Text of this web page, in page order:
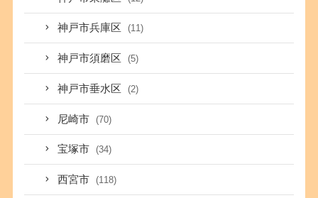
神戸市兵庫区 (11)
神戸市須磨区 (5)
神戸市垂水区 (2)
尼崎市 (70)
宝塚市 (34)
西宮市 (118)